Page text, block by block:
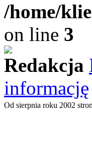
/home/
on line 3
Redakcja
informację
Od sierpnia roku 2002